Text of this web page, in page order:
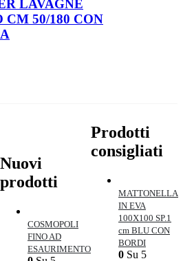
LAVAGNE
CM 50/180 CON
Nuovi
prodotti
COSMOPOLI
FINO AD
ESAURIMENTO
Prodotti
consigliati
MATTONELLA
IN EVA
100X100 SP.1
cm BLU CON
BORDI
0 Su 5